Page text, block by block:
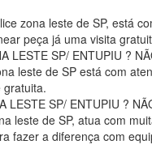
zona leste de SP, está
peça já uma visita
LESTE SP/ ENTUPIU ?
leste de SP está com
gratuita.
LESTE SP/ ENTUPIU ?
leste de SP, atua com
fazer a diferença com